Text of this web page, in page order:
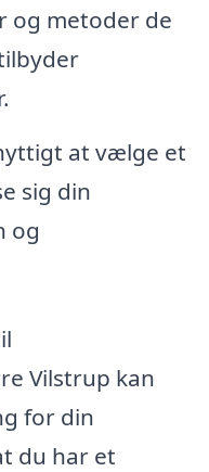
og metoder de
at vælge et
sig din
og
Vilstrup kan
for din
du har et